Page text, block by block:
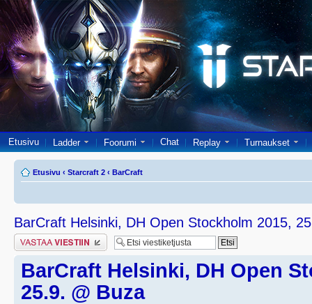
Etusivu Ladder Foorumi Chat Replay Turnaukset
Etusivu ‹ Starcraft 2 ‹ BarCraft
BarCraft Helsinki, DH Open Stockholm 2015,
Lähetä vastaus
BarCraft Helsinki, DH Open
25.9. @ Buza